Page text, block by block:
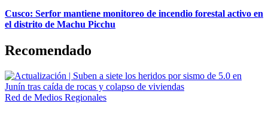
Cusco: Serfor mantiene monitoreo de incendio forestal activo en
el distrito de Machu Picchu
Recomendado
Red de Medios Regionales